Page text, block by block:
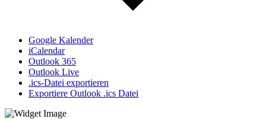
Google Kalender
iCalendar
Outlook 365
Outlook Live
.ics-Datei exportieren
Exportiere Outlook .ics Datei